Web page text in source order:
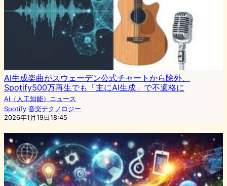
AI生成楽曲がスウェーデン公式チャートから除外、
Spotify500万再生でも「主にAI生成」で不適格に
AI（人工知能）ニュース
Spotify 音楽テクノロジー
2026年1月19日18:45